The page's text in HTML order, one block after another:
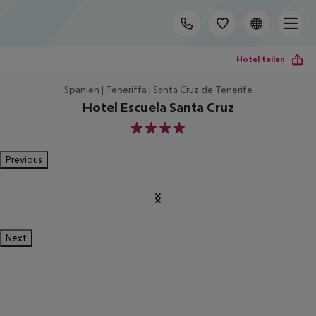
Hotel teilen
Spanien | Teneriffa | Santa Cruz de Tenerife
Hotel Escuela Santa Cruz
4
Previous
Next